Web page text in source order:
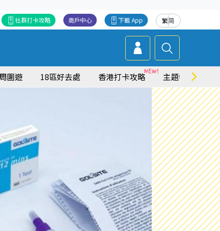
繁简
下載 App
商戶中心
社群打卡攻略
圍遊 18區好去處 香港打卡攻略 主題特集